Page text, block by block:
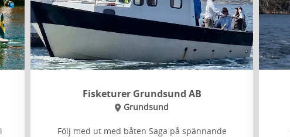
Fisketurer Grundsund AB
Grundsund
Följ med ut med båten Saga på spännande